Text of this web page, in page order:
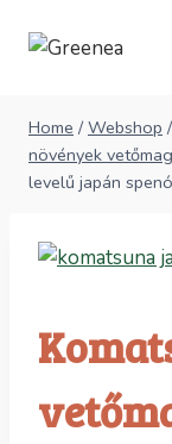
Home / Webshop /
növények
levelű japán